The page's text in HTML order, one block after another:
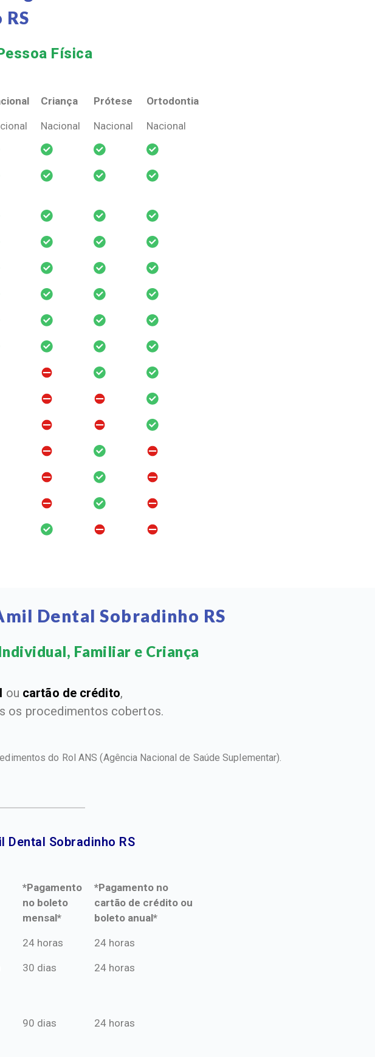
Física​
Criança Prótese
Ortodontia
Criança Prótese Ortodontia
Nacional Nacional Nacional
Dental Sobradinho RS
Familiar e Criança​
ou cartão de crédito,
os procedimentos cobertos.
do Rol ANS(Agência Nacional de Saúde Suplementar).
Dental Sobradinho RS​
*Pagamento
no boleto
mensal*
*Pagamento no
cartão de crédito ou
boleto anual*
*Pagamento
mensal*
*Pagamento no
boleto anual*
24 horas 24 horas
30 dias 24 horas
90 dias 24 horas